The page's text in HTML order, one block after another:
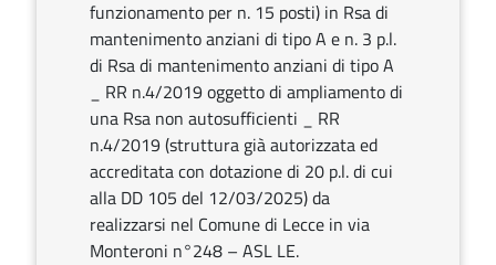
funzionamento per n. 15 posti) in Rsa di
mantenimento anziani di tipo A e n. 3 p.l.
di Rsa di mantenimento anziani di tipo A
_ RR n.4/2019 oggetto di ampliamento di
una Rsa non autosufficienti _ RR
n.4/2019 (struttura già autorizzata ed
accreditata con dotazione di 20 p.l. di cui
alla DD 105 del 12/03/2025) da
realizzarsi nel Comune di Lecce in via
Monteroni n°248 – ASL LE.